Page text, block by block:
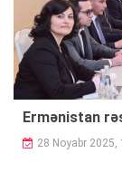
Ermənistan
28 Noyabr 2025,